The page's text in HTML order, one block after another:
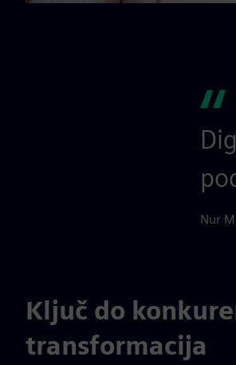
Nur
Ključ do
transformacija